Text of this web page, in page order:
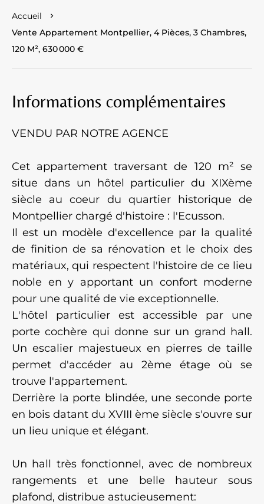
Accueil
Vente Appartement Montpellier, 4 Pièces, 3 Chambres,
120 M², 630 000 €
Informations complémentaires
VENDU PAR NOTRE AGENCE
Cet appartement traversant de 120 m² se
situe dans un hôtel particulier du XIXème
siècle au coeur du quartier historique de
Montpellier chargé d'histoire : l'Ecusson.
Il est un modèle d'excellence par la qualité
de finition de sa rénovation et le choix des
matériaux, qui respectent l'histoire de ce lieu
noble en y apportant un confort moderne
pour une qualité de vie exceptionnelle.
L'hôtel particulier est accessible par une
porte cochère qui donne sur un grand hall.
Un escalier majestueux en pierres de taille
permet d'accéder au 2ème étage où se
trouve l'appartement.
Derrière la porte blindée, une seconde porte
en bois datant du XVIII ème siècle s'ouvre sur
un lieu unique et élégant.
Un hall très fonctionnel, avec de nombreux
rangements et une belle hauteur sous
plafond, distribue astucieusement: